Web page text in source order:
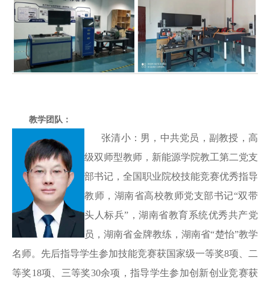
教学团队：
张清小：男，中共党员，副教授，高
级双师型教师，新能源学院教工第二党支
部书记，全国职业院校技能竞赛优秀指导
教师，湖南省高校教师党支部书记“双带
头人标兵”，湖南省教育系统优秀共产党
员，湖南省金牌教练，湖南省“楚怡”教学
名师。先后指导学生参加技能竞赛获国家级一等奖8项、二
等奖18项、三等奖30余项，指导学生参加创新创业竞赛获